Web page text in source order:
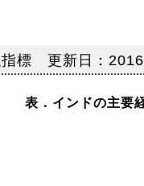
指標 更新日：2016
表．インドの主要